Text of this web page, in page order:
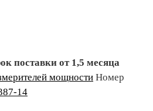
поставки от 1,5 месяца
мощности Номер
14